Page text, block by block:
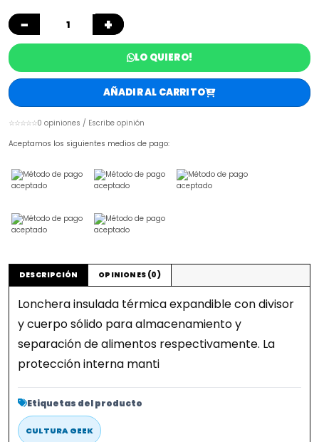
− +
LO QUIERO!
AÑADIR AL CARRITO
☆☆☆☆☆0 opiniones / Escribe opinión
Aceptamos los siguientes medios de pago:
DESCRIPCIÓN OPINIONES (0)
Lonchera insulada térmica expandible con divisor
y cuerpo sólido para almacenamiento y
separación de alimentos respectivamente. La
protección interna manti
Etiquetas del producto
CULTURA GEEK